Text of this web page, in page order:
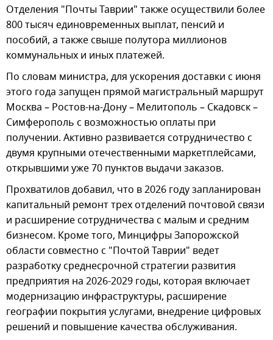
Отделения "Почты Таврии" также осуществили более
800 тысяч единовременных выплат, пенсий и
пособий, а также свыше полутора миллионов
коммунальных и иных платежей.
По словам министра, для ускорения доставки с июня
этого года запущен прямой магистральный маршрут
Москва – Ростов-на-Дону – Мелитополь – Скадовск –
Симферополь с возможностью оплаты при
получении. Активно развивается сотрудничество с
двумя крупными отечественными маркетплейсами,
открывшими уже 70 пунктов выдачи заказов.
Прохватилов добавил, что в 2026 году запланирован
капитальный ремонт трех отделений почтовой связи
и расширение сотрудничества с малым и средним
бизнесом. Кроме того, Минцифры Запорожской
области совместно с "Почтой Таврии" ведет
разработку среднесрочной стратегии развития
предприятия на 2026-2029 годы, которая включает
модернизацию инфраструктуры, расширение
географии покрытия услугами, внедрение цифровых
решений и повышение качества обслуживания.